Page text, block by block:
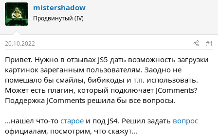
т
о
р
т
е
м
ы
т
н
а
л
mistershadow
Продвинутый (IV)
20.10.2022 #1
Привет. Нужно в отзывах JS5 дать возможность загрузки
картинок зареганным пользователям. Заодно не
помешало бы смайлы, бибикоды и т.п. использовать.
Может есть плагин, который подключает JComments?
Поддержка JComments решила бы все вопросы.
...нашел что-то старое и под JS4. Решил задать вопрос
официалам, посмотрим, что скажут...